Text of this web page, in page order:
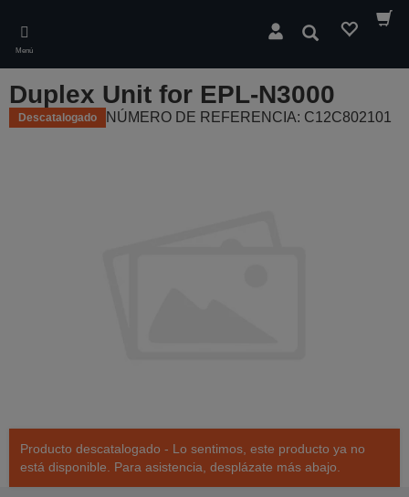
main
content
Menú
Buscar
Duplex Unit for EPL-N3000
Descatalogado NÚMERO DE REFERENCIA: C12C802101
Producto descatalogado - Lo sentimos, este producto ya no
está disponible. Para asistencia, desplázate más abajo.